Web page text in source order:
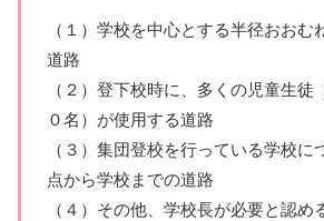
（１）学校を中心とする半径おおむ
道路
（２）登下校時に、多くの児童生徒
０名）が使用する道路
（３）集団登校を行っている学校に
点から学校までの道路
（４）その他、学校長が必要と認め